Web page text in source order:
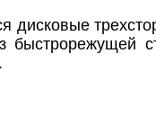
дисковые